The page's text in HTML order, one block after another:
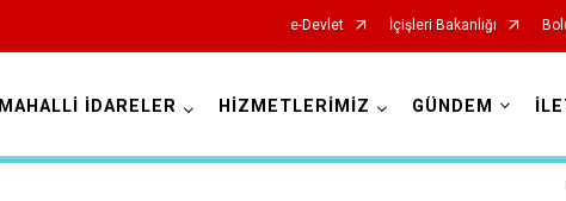
e-Devlet İçişleri Bakanlığı
MAHALLİ İDARELER HİZMETLERİMİZ GÜNDEM